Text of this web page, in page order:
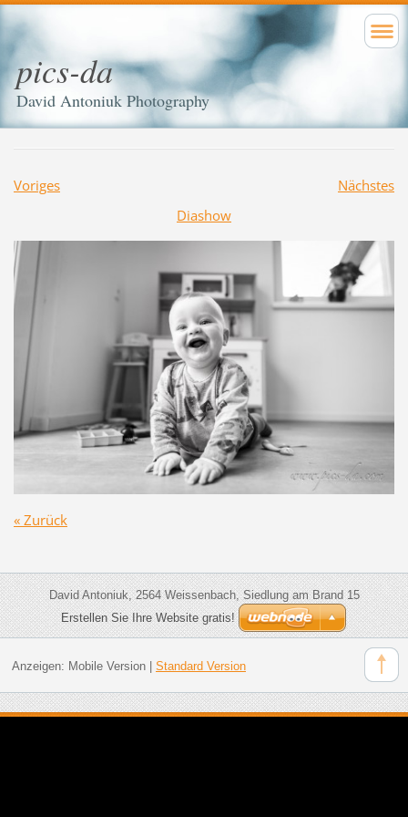
pics-da
David Antoniuk Photography
Voriges
Nächstes
Diashow
« Zurück
David Antoniuk, 2564 Weissenbach, Siedlung am Brand 15
Erstellen Sie Ihre Website gratis!
Anzeigen: Mobile Version| Standard Version